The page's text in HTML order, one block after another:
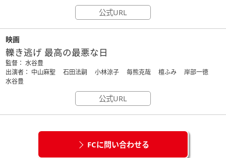
公式URL
映画
轢き逃げ 最高の最悪な日
監督： 水谷豊
出演者： 中山麻聖 石田法嗣 小林涼子 毎熊克哉 檀ふみ 岸部一徳
水谷豊
公式URL
FCに問い合わせる